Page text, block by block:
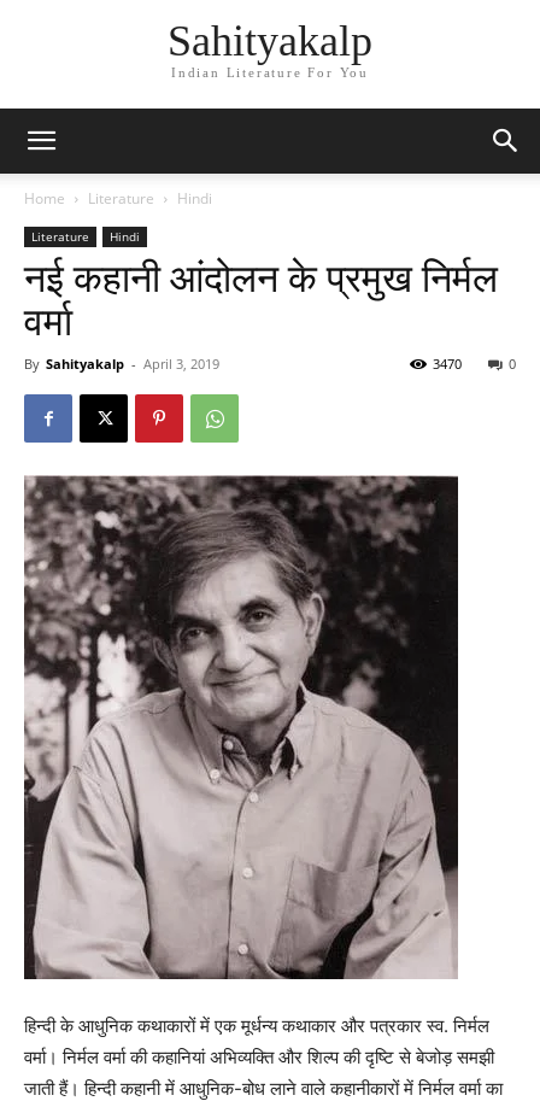
Sahityakalp
Indian Literature For You
Home Literature Hindi
Literature Hindi
नई कहानी आंदोलन के प्रमुख निर्मल
वर्मा
By Sahityakalp - April 3, 2019 0
3470
हिन्दी के आधुनिक कथाकारों में एक मूर्धन्य कथाकार और पत्रकार स्व. निर्मल
वर्मा। निर्मल वर्मा की कहानियां अभिव्यक्ति और शिल्प की दृष्टि से बेजोड़ समझी
जाती हैं। हिन्दी कहानी में आधुनिक-बोध लाने वाले कहानीकारों में निर्मल वर्मा का